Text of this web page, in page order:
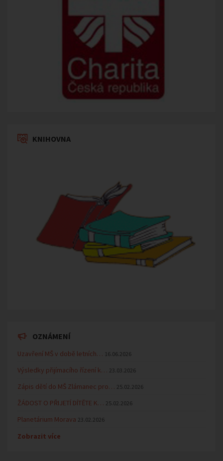
KNIHOVNA
OZNÁMENÍ
Uzavření MŠ v době letních… 16.06.2026
Výsledky přijímacího řízení k… 23.03.2026
Zápis dětí do MŠ Zlámanec pro… 25.02.2026
ŽÁDOST O PŘIJETÍ DÍTĚTE K… 25.02.2026
Planetárium Morava 23.02.2026
Zobrazit více